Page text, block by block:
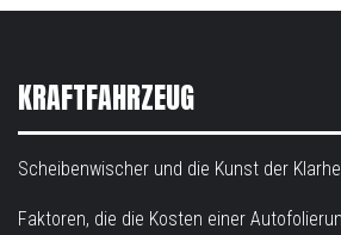
KRAFTFAHRZEUG
Scheibenwischer und die Kunst der
Faktoren, die die Kosten einer